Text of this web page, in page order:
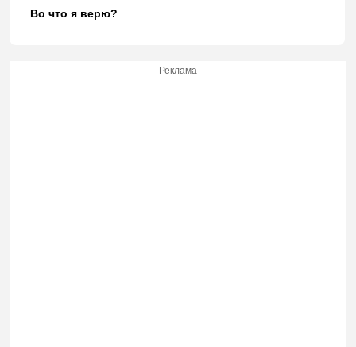
Во что я верю?
Реклама